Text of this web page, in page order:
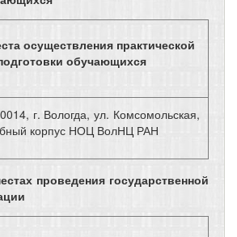
осуществления практической
обучающихся
г. Вологда, ул. Комсомольская,
корпус НОЦ ВолНЦ РАН
проведения государственной